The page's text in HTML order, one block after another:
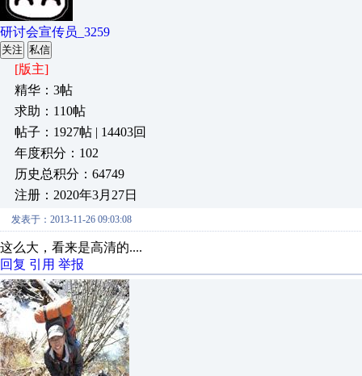
研讨会宣传员_3259
关注 私信
[版主]
精华：3帖
求助：110帖
帖子：1927帖 | 14403回
年度积分：102
历史总积分：64749
注册：2020年3月27日
发表于：2013-11-26 09:03:08
这么大，看来是高清的....
回复 引用 举报